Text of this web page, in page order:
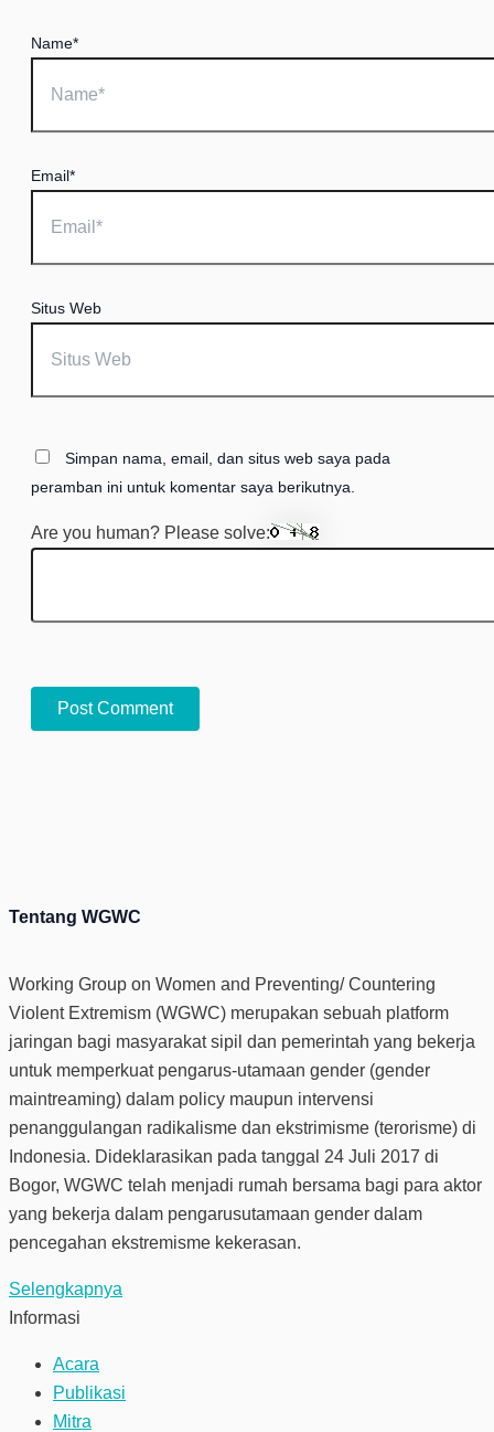
Name*
Email*
Situs Web
Simpan nama, email, dan situs web saya pada
peramban ini untuk komentar saya berikutnya.
Are you human? Please solve:
Tentang WGWC
Working Group on Women and Preventing/ Countering
Violent Extremism (WGWC) merupakan sebuah platform
jaringan bagi masyarakat sipil dan pemerintah yang bekerja
untuk memperkuat pengarus-utamaan gender (gender
maintreaming) dalam policy maupun intervensi
penanggulangan radikalisme dan ekstrimisme (terorisme) di
Indonesia. Dideklarasikan pada tanggal 24 Juli 2017 di
Bogor, WGWC telah menjadi rumah bersama bagi para aktor
yang bekerja dalam pengarusutamaan gender dalam
pencegahan ekstremisme kekerasan.
Selengkapnya
Informasi
Acara
Publikasi
Mitra